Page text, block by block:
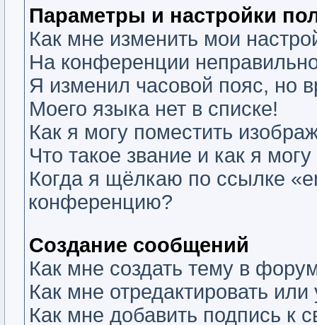
Параметры и настройки
Как мне изменить мои
На конференции
Я изменил часовой пояс, но
Моего языка нет в списке!
Как я могу поместить
Что такое звание и как я
Когда я щёлкаю по ссылке
конференцию?
Создание сообщений
Как мне создать тему в
Как мне отредактировать
Как мне добавить подпись к